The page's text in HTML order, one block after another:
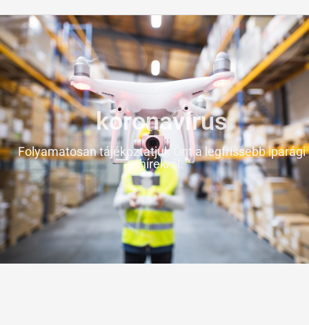
koronavírus
Folyamatosan tájékoztatjuk Önt a legfrissebb iparági
hírekről.